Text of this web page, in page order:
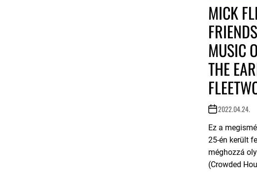
MICK
MUSIC
THE
2022.04.24.
Ez a
25-én került
méghozzá
(Crowded